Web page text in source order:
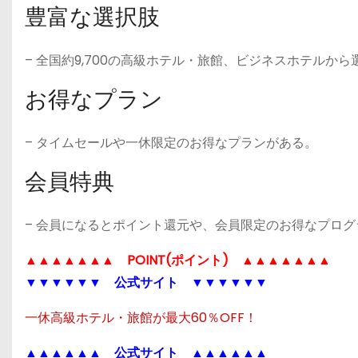
豊富な選択肢
– 全国約9,700の高級ホテル・旅館、ビジネスホテルから
お得なプラン
– タイムセールや一休限定のお得なプランがある。
会員特典
– 会員になるとポイント還元や、会員限定のお得なプログ
▲▲▲▲▲▲▲
POINT(ポイント)
▲▲▲▲▲▲▲
▼▼▼▼▼▼ 公式サイト
▼▼▼▼▼▼
一休高級ホテル・旅館が最大60％OFF！
▲▲▲▲▲▲ 公式サイト
▲▲▲▲▲▲